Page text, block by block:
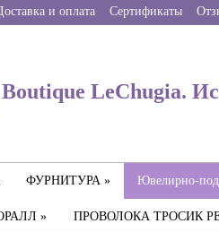
и оплата Сертификаты
Boutique LeChugia.
ФУРНИТУРА » Ювелирно-
» ПРОВОЛОКА ТРОСИК